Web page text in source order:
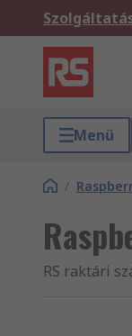
Menü
/
RS raktári